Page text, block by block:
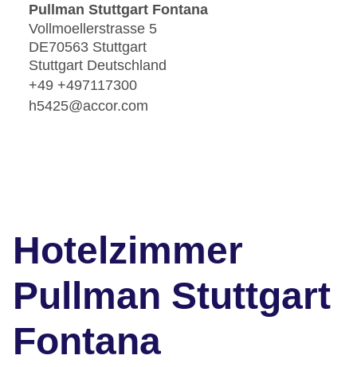
Pullman Stuttgart Fontana
Vollmoellerstrasse 5
DE70563 Stuttgart
Stuttgart Deutschland
+49 +497117300
h5425@accor.com
Hotelzimmer
Pullman Stuttgart
Fontana